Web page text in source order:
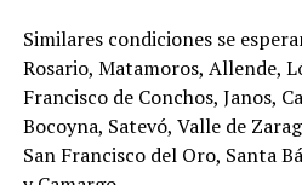
Similares condiciones se
Rosario, Matamoros, Allende,
Francisco de Conchos, Janos,
Bocoyna, Satevó, Valle de
San Francisco del Oro, Santa